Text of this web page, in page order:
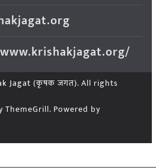
Jagat (कृषक जगत). All rights
ThemeGrill. Powered by